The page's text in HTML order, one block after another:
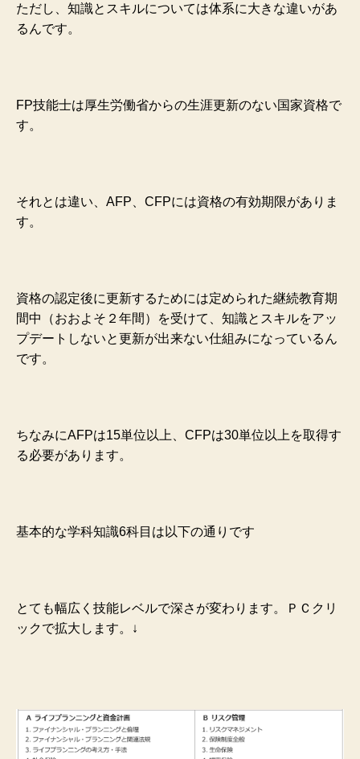
ただし、知識とスキルについては体系に大きな違いがあ
るんです。
FP技能士は厚生労働省からの生涯更新のない国家資格で
す。
それとは違い、AFP、CFPには資格の有効期限がありま
す。
資格の認定後に更新するためには定められた継続教育期
間中（おおよそ２年間）を受けて、知識とスキルをアッ
プデートしないと更新が出来ない仕組みになっているん
です。
ちなみにAFPは15単位以上、CFPは30単位以上を取得す
る必要があります。
基本的な学科知識6科目は以下の通りです
とても幅広く技能レベルで深さが変わります。ＰＣクリ
ックで拡大します。↓